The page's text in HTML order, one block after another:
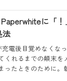
Paperwhiteに「
法
充電後目覚めなくな
くれるまでの顛末を
ったときのために。